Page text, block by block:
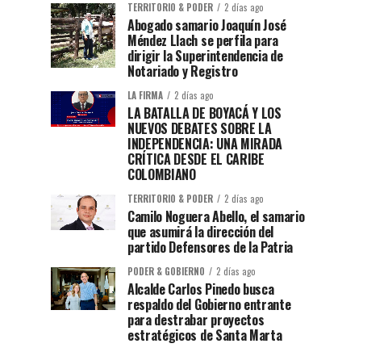
TERRITORIO & PODER 2 días ago
Abogado samario Joaquín José
Méndez Llach se perfila para
dirigir la Superintendencia de
Notariado y Registro
LA FIRMA 2 días ago
LA BATALLA DE BOYACÁ Y LOS
NUEVOS DEBATES SOBRE LA
INDEPENDENCIA: UNA MIRADA
CRÍTICA DESDE EL CARIBE
COLOMBIANO
TERRITORIO & PODER 2 días ago
Camilo Noguera Abello, el samario
que asumirá la dirección del
partido Defensores de la Patria
PODER & GOBIERNO 2 días ago
Alcalde Carlos Pinedo busca
respaldo del Gobierno entrante
para destrabar proyectos
estratégicos de Santa Marta